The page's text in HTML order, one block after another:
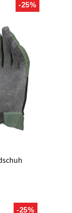
-25%
-25%